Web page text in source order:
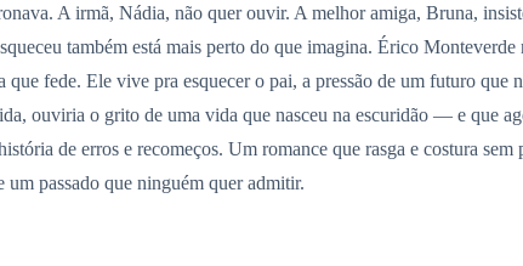
A irmã, Nádia, não quer ouvir. A melhor amiga, Bruna,
também está mais perto do que imagina. Érico
que fede. Ele vive pra esquecer o pai, a pressão de um futuro
ouviria o grito de uma vida que nasceu na escuridão — e que
de erros e recomeços. Um romance que rasga e costura
um passado que ninguém quer admitir.